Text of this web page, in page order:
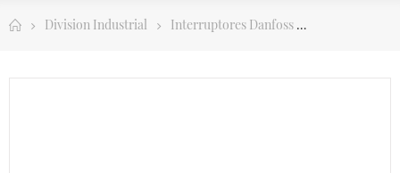
Division Industrial Interruptores Danfoss